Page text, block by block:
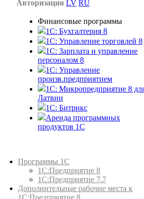
Авторизация LV RU
Финансовые программы
1С: Бухгалтерия 8
1C: Управление торговлей 8
1C: Зарплата и управление
персоналом 8
1C: Управление
произв.предприятием
1С: Микропредприятие 8
Латвии
1C: Битрикс
Аренда программных
продуктов 1С
Программы 1С
1С:Предприятие 8
1С:Предприятие 7.7
Дополнительные рабочие места к
1С:Предприятие 8